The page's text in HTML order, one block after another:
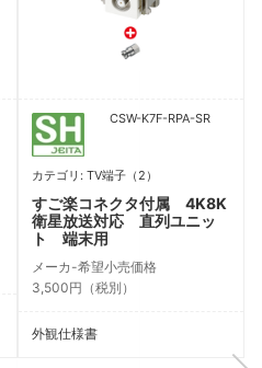
CSW-K7F-RPA-SR
カテゴリ: TV端子（2）
すご楽コネクタ付属 4K8K
衛星放送対応 直列ユニッ
ト 端末用
メーカ-希望小売価格
3,500円（税別）
外観仕様書